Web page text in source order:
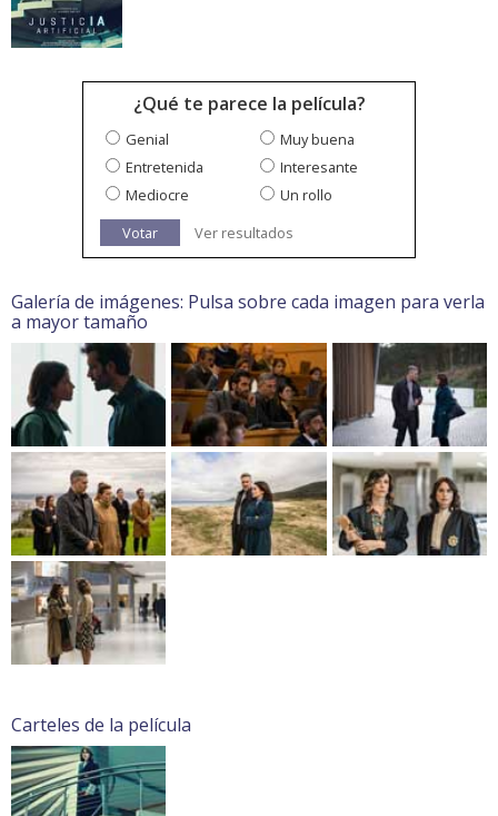
¿Qué te parece la película?
Genial
Muy buena
Entretenida
Interesante
Mediocre
Un rollo
Votar
Ver resultados
Galería de imágenes: Pulsa sobre cada imagen para verla
a mayor tamaño
Carteles de la película